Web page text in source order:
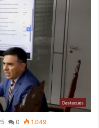
Destaques
0 1.049